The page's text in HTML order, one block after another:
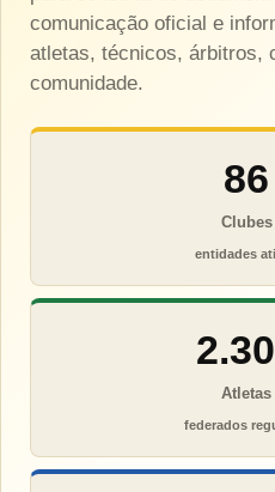
comunicação oficial e
atletas, técnicos, árbitros,
comunidade.
86
Clubes
entidades
Atletas
federados